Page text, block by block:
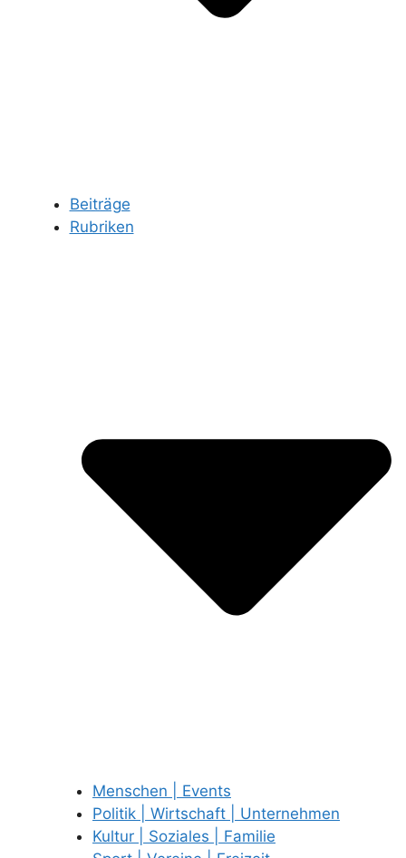
Beiträge
Rubriken
Menschen | Events
Politik | Wirtschaft | Unternehmen
Kultur | Soziales | Familie